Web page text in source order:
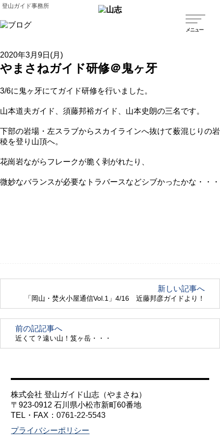
登山ガイド事務所
2020年3月9日(月)
やまさねガイド研修＠鬼ヶ牙
3/6に鬼ヶ牙にてガイド研修を行いました。
山本道夫ガイド、須藤邦裕ガイド、山本史朗の三名です。
下部の岩場・左スラブからスカイラインへ抜けて薮混じりの岩
稜を登り山頂へ。
花崗岩ながらフレークが脆く剥がれたり、
微妙なバランスが必要なトラバースなどシブかったかな・・・
新しい記事へ
「岡山・焚火小屋通信Vol.1」4/16 近藤邦彦ガイドより！
前の記記事へ
近くて？遠い山！笈ヶ岳・・・
株式会社 登山ガイド山志（やまさね）
〒923-0912 石川県小松市新町60番地
TEL・FAX：0761-22-5543
プライバシーポリシー